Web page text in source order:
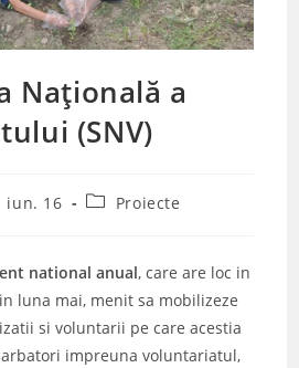
Națională a
(SNV)
iun. 16
PostProiecte
national anual, care are loc in
luna mai, menit sa mobilizeze
si voluntarii pe care acestia
impreuna voluntariatul,